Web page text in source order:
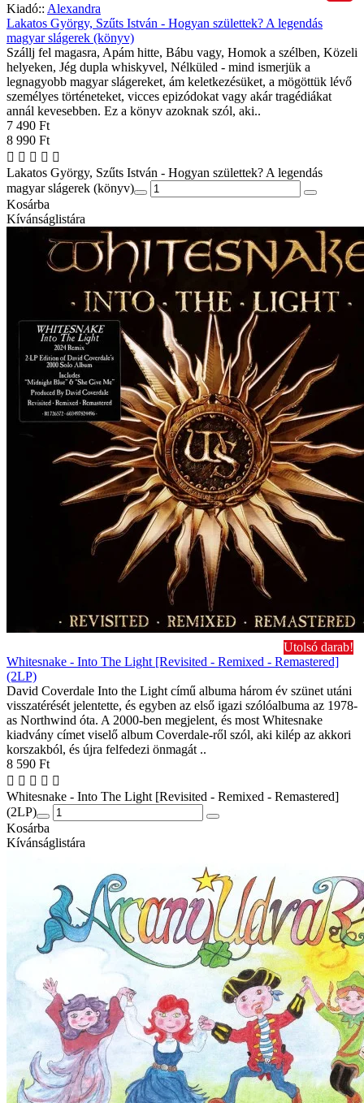
Kiadó:: Alexandra
Lakatos György, Szűts István - Hogyan születtek? A legendás
magyar slágerek (könyv)
Szállj fel magasra, Apám hitte, Bábu vagy, Homok a szélben, Közeli
helyeken, Jég dupla whiskyvel, Nélküled - mind ismerjük a
legnagyobb magyar slágereket, ám keletkezésüket, a mögöttük lévő
személyes történeteket, vicces epizódokat vagy akár tragédiákat
annál kevesebben. Ez a könyv azoknak szól, aki..
7 490 Ft
8 990 Ft
Lakatos György, Szűts István - Hogyan születtek? A legendás
magyar slágerek (könyv)
Kosárba
Kívánságlistára
Utolsó darab!
Whitesnake - Into The Light [Revisited - Remixed - Remastered]
(2LP)
David Coverdale Into the Light című albuma három év szünet utáni
visszatérését jelentette, és egyben az első igazi szólóalbuma az 1978-
as Northwind óta. A 2000-ben megjelent, és most Whitesnake
kiadvány címet viselő album Coverdale-ről szól, aki kilép az akkori
korszakból, és újra felfedezi önmagát ..
8 590 Ft
Whitesnake - Into The Light [Revisited - Remixed - Remastered]
(2LP)
Kosárba
Kívánságlistára